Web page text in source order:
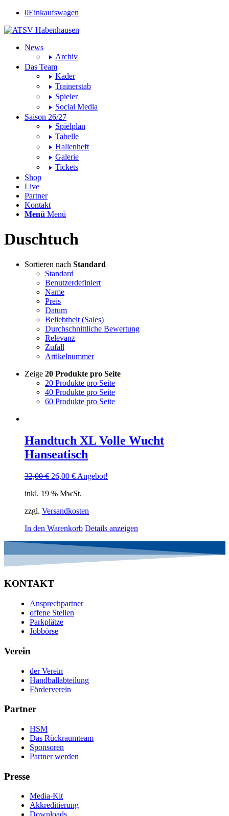
0Einkaufswagen
News
Archiv
Das Team
Kader
Trainerstab
Spieler
Social Media
Saison 26/27
Spielplan
Tabelle
Hallenheft
Galerie
Tickets
Shop
Live
Partner
Kontakt
Menü Menü
Duschtuch
Sortieren nach Standard
Standard
Benutzerdefiniert
Name
Preis
Datum
Beliebtheit (Sales)
Durchschnittliche Bewertung
Relevanz
Zufall
Artikelnummer
Zeige 20 Produkte pro Seite
20 Produkte pro Seite
40 Produkte pro Seite
60 Produkte pro Seite
Handtuch XL Volle Wucht
Hanseatisch
32,00€ Ursprünglicher
war:
26,00 €Aktueller
ist:
Angebot!
inkl. 19 % MwSt.
zzgl. Versandkosten
In den Warenkorb Details anzeigen
KONTAKT
Ansprechpartner
offene Stellen
Parkplätze
Jobbörse
Verein
der Verein
Handballabteilung
Förderverein
Partner
HSM
Das Rückraumteam
Sponsoren
Partner werden
Presse
Media-Kit
Akkreditierung